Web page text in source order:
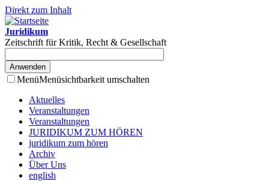
Direkt zum Inhalt
Juridikum
Zeitschrift für Kritik, Recht & Gesellschaft
MenüMenüsichtbarkeit umschalten
Aktuelles
Veranstaltungen
Veranstaltungen
JURIDIKUM ZUM HÖREN
juridikum zum hören
Archiv
Über Uns
english